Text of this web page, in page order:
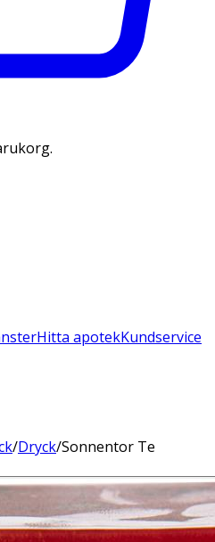
Hitta apotekKundservice
/Dryck/Sonnentor Te